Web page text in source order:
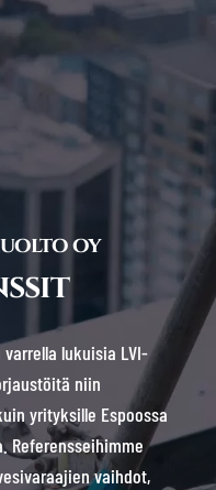
oy
lukuisia LVI-
niin
yrityksille Espoossa
Referensseihimme
vaihdot,